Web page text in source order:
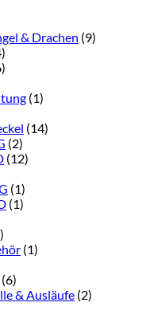
& Drachen (9)
(1)
(14)
(2)
(12)
(1)
(1)
(1)
(6)
& Ausläufe (2)